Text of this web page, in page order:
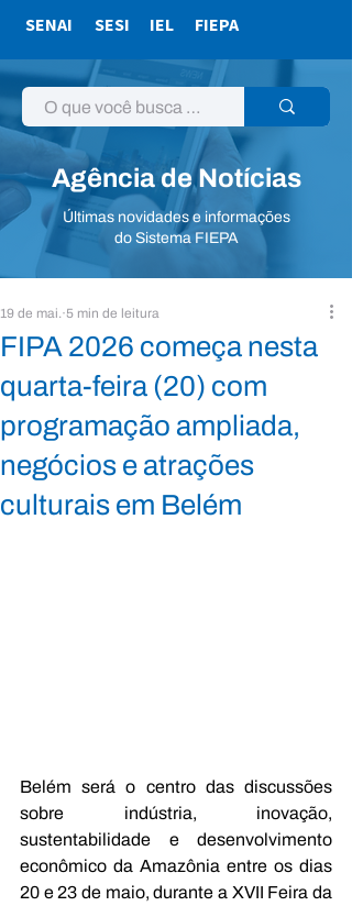
SENAI SESI IEL FIEPA
Agência de Notícias
Últimas novidades e informações
do Sistema FIEPA
FIPA 2026 começa nesta
quarta-feira (20) com
programação ampliada,
negócios e atrações
culturais em Belém
19 de mai. 5 min de leitura
Belém será o centro das discussões
sobre indústria, inovação,
sustentabilidade e desenvolvimento
econômico da Amazônia entre os dias
20 e 23 de maio, durante a XVII Feira da